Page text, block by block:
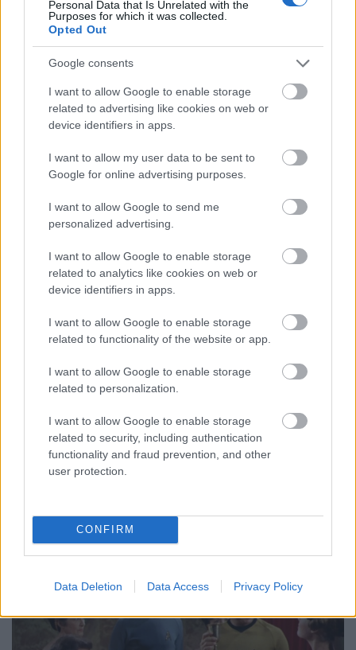
Personal Data that Is Unrelated with the
Purposes for which it was collected.
Opted Out
Google consents
I want to allow Google to enable storage
related to advertising like cookies on web or
device identifiers in apps.
I want to allow my user data to be sent to
Google for online advertising purposes.
I want to allow Google to send me
personalized advertising.
I want to allow Google to enable storage
related to analytics like cookies on web or
device identifiers in apps.
I want to allow Google to enable storage
related to functionality of the website or app.
I want to allow Google to enable storage
related to personalization.
I want to allow Google to enable storage
related to security, including authentication
functionality and fraud prevention, and other
user protection.
CONFIRM
Data Deletion Data Access Privacy Policy
idős közösség valódi romlottságáról azonban hamar
lehull a lepel, amikor…
Impulzus Napló - Mint a pók
hálójában
2020. augusztus 13.
Az Impulzus 133. adásában a Mint a pók hálójában
című epizódról beszélgettünk, melyben a
párhuzamos dimenziók különös átfedése miatt
instabil állapotba kerül a Defiant, Kirk pedig az
éppen eltűnő csillaghajó hídján reked. Míg Spock a
téranomália következő…